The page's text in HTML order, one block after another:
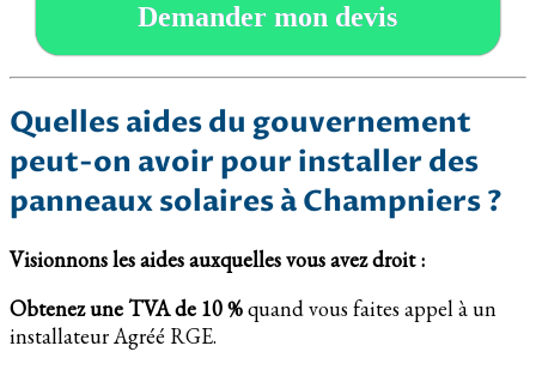
Demander mon devis
Quelles aides du gouvernement
peut-on avoir pour installer des
panneaux solaires à Champniers ?
Visionnons les aides auxquelles vous avez droit :
Obtenez une TVA de 10 %quand vous faites appel à un
installateur Agréé RGE.